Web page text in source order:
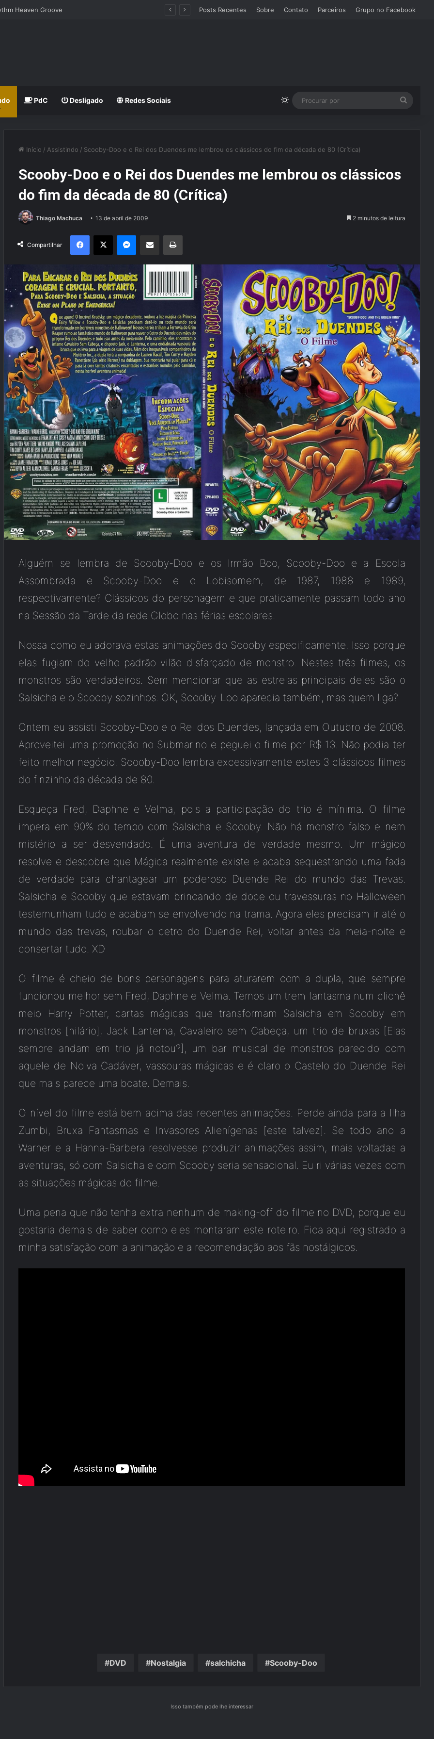
Heaven Groove Posts Recentes Sobre Contato Parceiros Grupo no Facebook
PdC Desligado Redes Sociais Switch skin
Início / Assistindo / Scooby-Doo e o Rei dos Duendes me lembrou os clássicos do fim da década de 80 (Crítica)
Scooby-Doo e o Rei dos Duendes me lembrou os clássicos
do fim da década de 80 (Crítica)
Thiago Machuca 13 de abril de 2009 2 minutos de leitura
Compartilhar
X
Alguém se lembra de Scooby-Doo e os Irmão Boo, Scooby-Doo e a Escola
Assombrada e Scooby-Doo e o Lobisomem, de 1987, 1988 e 1989,
respectivamente? Clássicos do personagem e que praticamente passam todo ano
na Sessão da Tarde da rede Globo nas férias escolares.
Nossa como eu adorava estas animações do Scooby especificamente. Isso porque
elas fugiam do velho padrão vilão disfarçado de monstro. Nestes três filmes, os
monstros são verdadeiros. Sem mencionar que as estrelas principais deles são o
Salsicha e o Scooby sozinhos. OK, Scooby-Loo aparecia também, mas quem liga?
Ontem eu assisti Scooby-Doo e o Rei dos Duendes, lançada em Outubro de 2008.
Aproveitei uma promoção no Submarino e peguei o filme por R$ 13. Não podia ter
feito melhor negócio. Scooby-Doo lembra excessivamente estes 3 clássicos filmes
do finzinho da década de 80.
Esqueça Fred, Daphne e Velma, pois a participação do trio é mínima. O filme
impera em 90% do tempo com Salsicha e Scooby. Não há monstro falso e nem
mistério a ser desvendado. É uma aventura de verdade mesmo. Um mágico
resolve e descobre que Mágica realmente existe e acaba sequestrando uma fada
de verdade para chantagear um poderoso Duende Rei do mundo das Trevas.
Salsicha e Scooby que estavam brincando de doce ou travessuras no Halloween
testemunham tudo e acabam se envolvendo na trama. Agora eles precisam ir até o
mundo das trevas, roubar o cetro do Duende Rei, voltar antes da meia-noite e
consertar tudo. XD
O filme é cheio de bons personagens para aturarem com a dupla, que sempre
funcionou melhor sem Fred, Daphne e Velma. Temos um trem fantasma num clichê
meio Harry Potter, cartas mágicas que transformam Salsicha em Scooby em
monstros [hilário], Jack Lanterna, Cavaleiro sem Cabeça, um trio de bruxas [Elas
sempre andam em trio já notou?], um bar musical de monstros parecido com
aquele de Noiva Cadáver, vassouras mágicas e é claro o Castelo do Duende Rei
que mais parece uma boate. Demais.
O nível do filme está bem acima das recentes animações. Perde ainda para a Ilha
Zumbi, Bruxa Fantasmas e Invasores Alienígenas [este talvez]. Se todo ano a
Warner e a Hanna-Barbera resolvesse produzir animações assim, mais voltadas a
aventuras, só com Salsicha e com Scooby seria sensacional. Eu ri várias vezes com
as situações mágicas do filme.
Uma pena que não tenha extra nenhum de making-off do filme no DVD, porque eu
gostaria demais de saber como eles montaram este roteiro. Fica aqui registrado a
minha satisfação com a animação e a recomendação aos fãs nostálgicos.
DVD Nostalgia salchicha Scooby-Doo
Isso também pode lhe interessar